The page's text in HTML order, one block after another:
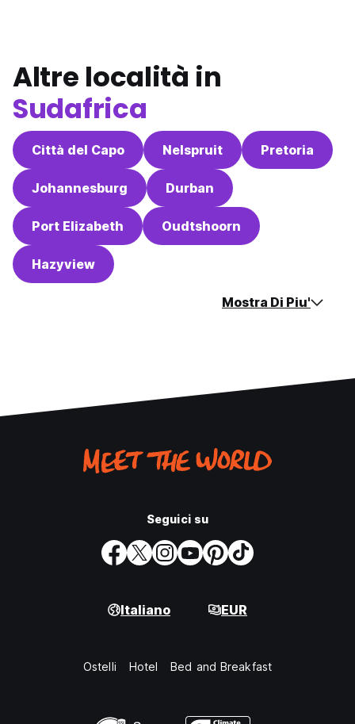
Altre località in
Sudafrica
Città del Capo Nelspruit Pretoria
Johannesburg Durban
Port Elizabeth Oudtshoorn
Hazyview
Mostra Di Piu'
Seguici su
Italiano EUR
Ostelli Hotel Bed and Breakfast